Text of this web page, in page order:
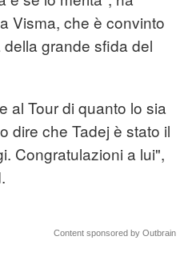
Visma, che è convinto
grande sfida del
al Tour di quanto lo sia
dire che Tadej è stato il
Congratulazioni a lui",
Content sponsored by Outbrain